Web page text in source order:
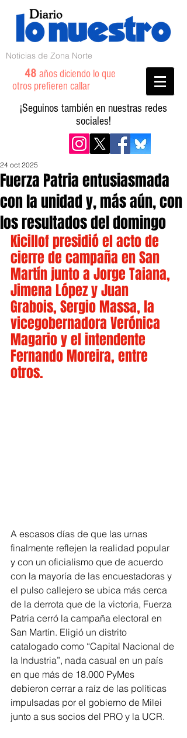
Noticias de Zona Norte
48 años diciendo lo que
otros prefieren callar
¡Seguinos también en nuestras redes
sociales!
Fuerza Patria entusiasmada
con la unidad y, más aún, con
los resultados del domingo
24 oct 2025
Kicillof presidió el acto de
cierre de campaña en San
Martín junto a Jorge Taiana,
Jimena López y Juan
Grabois, Sergio Massa, la
vicegobernadora Verónica
Magario y el intendente
Fernando Moreira, entre
otros.
A escasos días de que las urnas
finalmente reflejen la realidad popular
y con un oficialismo que de acuerdo
con la mayoría de las encuestadoras y
el pulso callejero se ubica más cerca
de la derrota que de la victoria, Fuerza
Patria cerró la campaña electoral en
San Martín. Eligió un distrito
catalogado como “Capital Nacional de
la Industria”, nada casual en un país
en que más de 18.000 PyMes
debieron cerrar a raíz de las políticas
impulsadas por el gobierno de Milei
junto a sus socios del PRO y la UCR.